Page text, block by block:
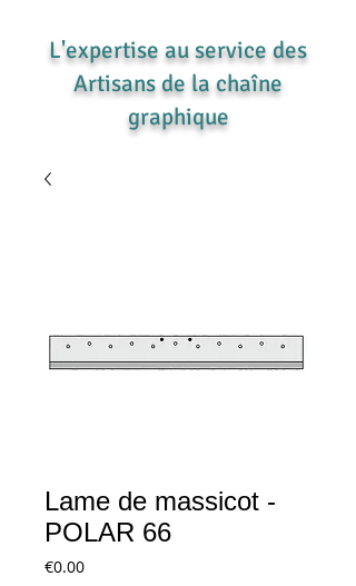
L'expertise au service des
Artisans de la chaîne
graphique
Lame de massicot -
POLAR 66
€0.00Price